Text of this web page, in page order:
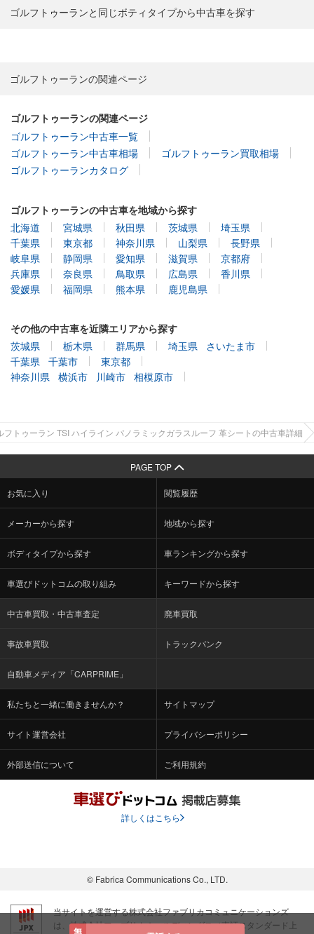
ゴルフトゥーランと同じボティタイプから中古車を探す
ゴルフトゥーランの関連ページ
ゴルフトゥーランの関連ページ
ゴルフトゥーラン中古車一覧
ゴルフトゥーラン中古車相場
ゴルフトゥーラン買取相場
ゴルフトゥーランカタログ
ゴルフトゥーランの中古車を地域から探す
北海道
宮城県 秋田県 茨城県
埼玉県
千葉県
東京都 神奈川県 山梨県
長野県
岐阜県
静岡県 愛知県 滋賀県
京都府
兵庫県
奈良県 鳥取県 広島県
香川県
愛媛県
福岡県 熊本県 鹿児島県
その他の中古車を近隣エリアから探す
茨城県
栃木県 群馬県 埼玉県
さいたま市
千葉県
千葉市
東京都
神奈川県
横浜市 川崎市 相模原市
無
トゥーラン TSI ハイライン パノラミックガラスルーフ 革シートの中古車詳細
PAGE TOP
お気に入り 閲覧履歴
メーカーから探す 地域から探す
ボディタイプから探す 車ランキングから探す
車選びドットコムの取り組み キーワードから探す
中古車買取・中古車査定 廃車買取
事故車買取 トラックバンク
自動車メディア「CARPRIME」
私たちと一緒に働きませんか？ サイトマップ
サイト運営会社 プライバシーポリシー
外部送信について ご利用規約
詳しくはこちら
© Fabrica Communications Co., LTD.
当サイトを運営する株式会社ファブリカコミュニケーションズ
は、株式会社ファブリカホールディングス（東証スタンダード上